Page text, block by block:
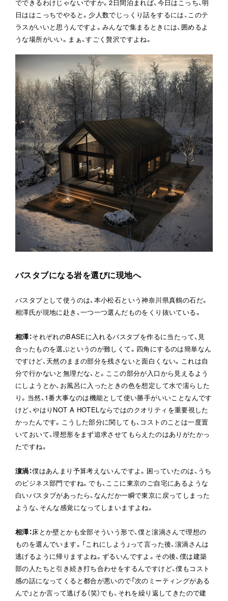
でできるわけじゃないですか。2日間泊まれば、今日はこっち、明
日ははこっちでやると。少人数でじっくり話をするには、このテ
ラスがいいと思うんですよ。みんなで集まるときには、囲めるよ
うな場所がいい。まぁ、すごく贅沢ですよね。
バスタブになる岩を選びに現地へ
バスタブとして使うのは、本小松石という神奈川県真鶴の石だ。
相澤氏が現地に赴き、一つ一つ選んだものをくり抜いている。
相澤：それぞれのBASEに入れるバスタブを作るに当たって、見
合ったものを選ぶというのが難しくて。四角にするのは簡単なん
ですけど、天然のままの部分を残さないと面白くない。これは自
分で行かないと無理だな、と。ここの部分が入口から見えるよう
にしようとか、お風呂に入ったときの色を想定して水で濡らした
り。当然、1番大事なのは機能として使い勝手がいいことなんです
けど、やはりNOT A HOTELならではのクオリティを重要視した
かったんです。こうした部分に関しても、コストのことは一度置
いておいて、理想形をまず追求させてもらえたのはありがたかっ
たですね。
濵渦：僕はあんまり予算考えないんですよ。困っていたのは、うち
のビジネス部門ですね。でも、ここに東京のご自宅にあるような
白いバスタブがあったら、なんだか一瞬で東京に戻ってしまった
ような、そんな感覚になってしまいますよね。
相澤：床とか壁とかも全部そういう形で、僕と濵渦さんで理想の
ものを選んでいます。「これにしよう」って言った後、濵渦さんは
逃げるように帰りますよね。ずるいんですよ。その後、僕は建築
部の人たちと引き続き打ち合わせをするんですけど、僕もコスト
感の話になってくると都合が悪いので「次のミーティングがある
んで」とか言って逃げる（笑）でも、それを繰り返してきたので建